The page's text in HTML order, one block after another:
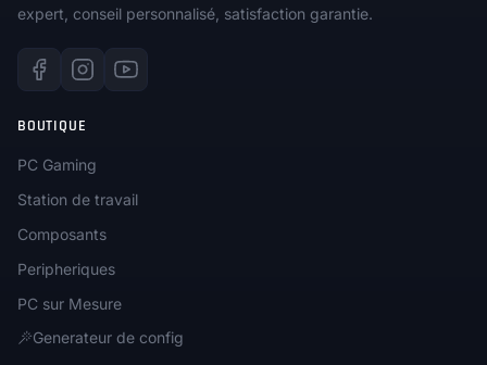
expert, conseil personnalisé, satisfaction garantie.
BOUTIQUE
PC Gaming
Station de travail
Composants
Peripheriques
PC sur Mesure
Generateur de config